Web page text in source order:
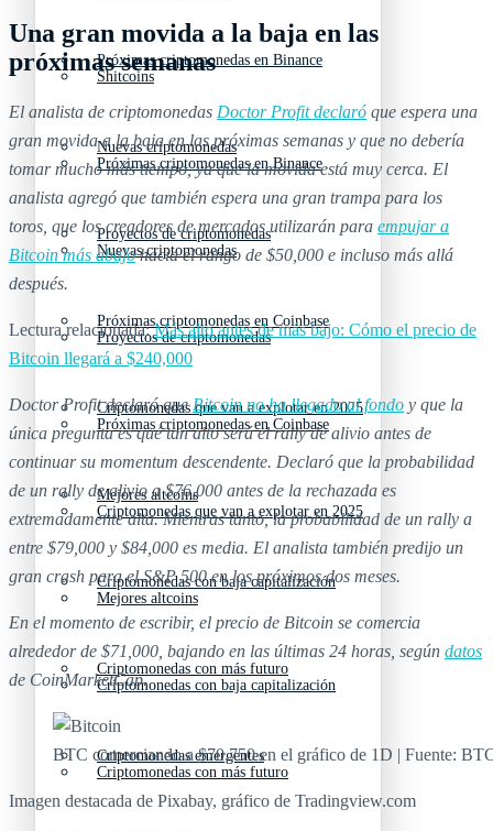
Próximas criptomonedas en Binance
Nuevas criptomonedas
Proyectos de criptomonedas
Próximas criptomonedas en Coinbase
Criptomonedas que van a explotar en 2025
Mejores altcoins
Criptomonedas con baja capitalización
Criptomonedas con más futuro
Criptomonedas emergentes
Shitcoins
Próximas criptomonedas en Binance
Nuevas criptomonedas
Proyectos de criptomonedas
Próximas criptomonedas en Coinbase
Criptomonedas que van a explotar en 2025
Mejores altcoins
Criptomonedas con baja capitalización
Criptomonedas con más futuro
Una gran movida a la baja en las
próximas semanas
El analista de criptomonedas Doctor Profit declaró que espera una
gran movida a la baja en las próximas semanas y que no debería
tomar mucho más tiempo, ya que la movida está muy cerca. El
analista agregó que también espera una gran trampa para los
toros, que los creadores de mercados utilizarán para empujar a
Bitcoin más abajo hacia el rango de $50,000 e incluso más allá
después.
Lectura relacionada:Más alto antes de más bajo: Cómo el precio de
Bitcoin llegará a $240,000
Doctor Profit declaró que Bitcoin no ha llegado al fondo y que la
única pregunta es qué tan alto será el rally de alivio antes de
continuar su momentum descendente. Declaró que la probabilidad
de un rally de alivio a $76,000 antes de la rechazada es
extremadamente alta. Mientras tanto, la probabilidad de un rally a
entre $79,000 y $84,000 es media. El analista también predijo un
gran crash para el S&P 500 en los próximos dos meses.
En el momento de escribir, el precio de Bitcoin se comercia
alrededor de $71,000, bajando en las últimas 24 horas, según datos
de CoinMarketCap.
BTC comerciando a $70,750 en el gráfico de 1D | Fuente:
Imagen destacada de Pixabay, gráfico de Tradingview.com